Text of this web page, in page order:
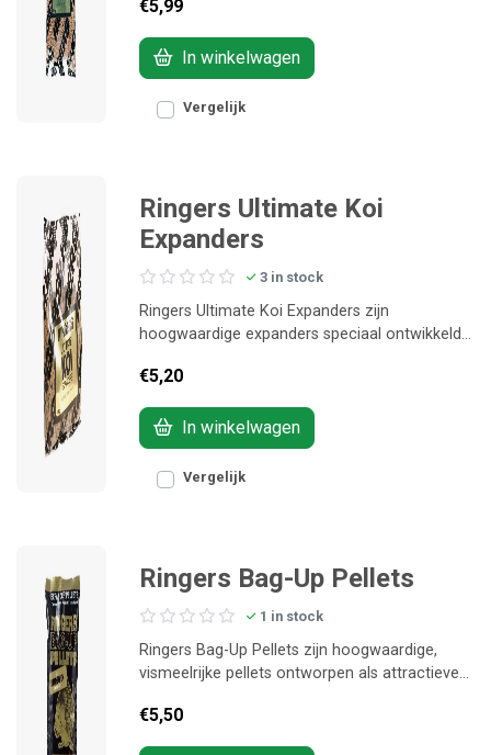
snel en gericht vis wilt aantrekken.
€5,99
In winkelwagen
Vergelijk
Ringers Ultimate Koi
Expanders
3 in stock
Ringers Ultimate Koi Expanders zijn
hoogwaardige expanders speciaal ontwikkeld
attractor in hun voerstrategie willen opnemen.
€5,20
In winkelwagen
Vergelijk
Ringers Bag-Up Pellets
1 in stock
Ringers Bag-Up Pellets zijn hoogwaardige,
vismeelrijke pellets ontworpen als attractieve
Perfect om te gebruiken in baggies,
spodmixen, feeders of los over je voerstek
€5,50